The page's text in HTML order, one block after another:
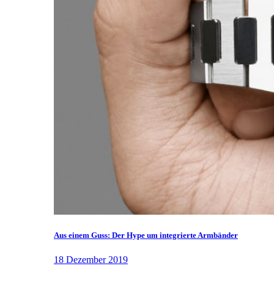
Aus einem Guss: Der Hype um integrierte Armbänder
18 Dezember 2019